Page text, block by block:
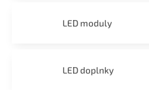
LED moduly
LED doplnky